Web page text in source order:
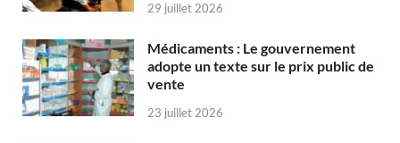
29 juillet 2026
Médicaments : Le gouvernement
adopte un texte sur le prix public de
vente
23 juillet 2026